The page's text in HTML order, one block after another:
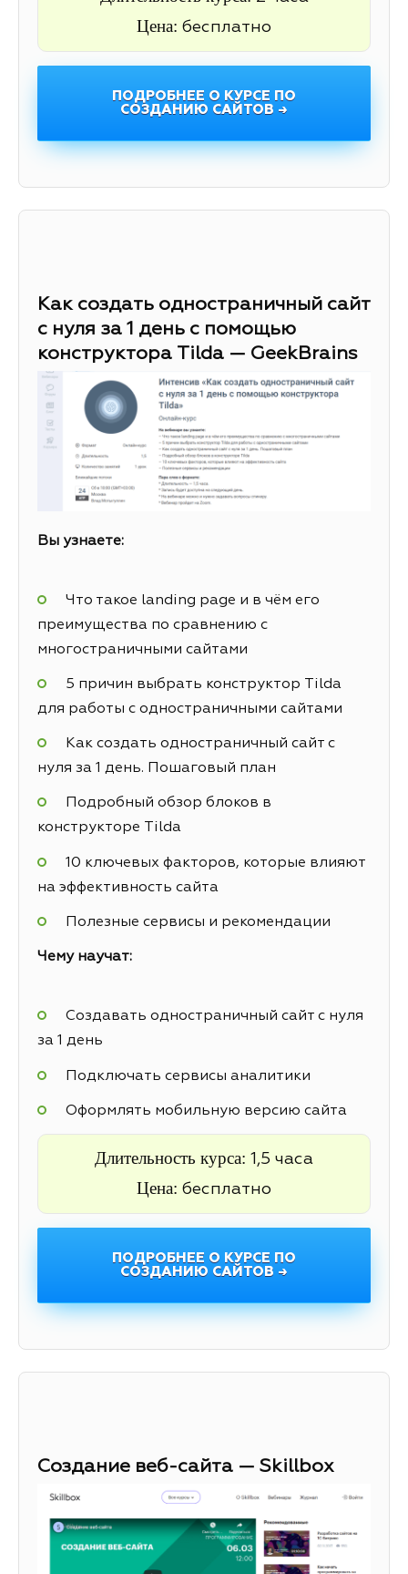
Цена: бесплатно
ПОДРОБНЕЕ О КУРСЕ ПО
СОЗДАНИЮ САЙТОВ →
Как создать одностраничный сайт
с нуля за 1 день с помощью
конструктора Tilda — GeekBrains
Вы узнаете:
Что такое landing page и в чём его
преимущества по сравнению с
многостраничными сайтами
5 причин выбрать конструктор Tilda
для работы с одностраничными сайтами
Как создать одностраничный сайт с
нуля за 1 день. Пошаговый план
Подробный обзор блоков в
конструкторе Tilda
10 ключевых факторов, которые влияют
на эффективность сайта
Полезные сервисы и рекомендации
Чему научат:
Создавать одностраничный сайт с нуля
за 1 день
Подключать сервисы аналитики
Оформлять мобильную версию сайта
Длительность курса: 1,5 часа
Цена: бесплатно
ПОДРОБНЕЕ О КУРСЕ ПО
СОЗДАНИЮ САЙТОВ →
Создание веб-сайта — Skillbox